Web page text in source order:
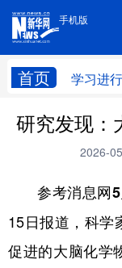
手机版
首页 学习进
手机版
学习进行时
台湾
科技
文化
研究发现：
2026-
参考消息网
15日报道，科学
促进的大脑化学